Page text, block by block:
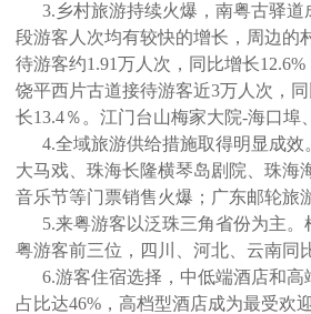
3.乡村旅游持续火爆，南粤古驿
段游客人次均有较快的增长，周边的
待游客约1.91万人次，同比增长
饶平西片古道接待游客近3万人次，
长13.4％。江门台山梅家大院-海口埠
4.全域旅游供给措施取得明显成
大马戏、珠海长隆横琴岛剧院、珠海
音乐节等门票销售火爆；广东邮轮旅
5.来粤游客以泛珠三角省份为主
粤游客前三位，四川、河北、云南同
6.游客住宿选择，中低端酒店和
占比达46%，高档型酒店成为最受欢